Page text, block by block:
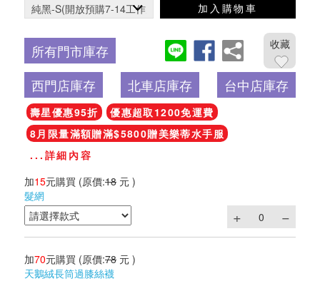
加入購物車
所有門市庫存 收藏
西門店庫存 北車店庫存 台中店庫存
壽星優惠95折
優惠超取1200免運費
8月限量滿額贈滿$5800贈美樂蒂水手服
...詳細內容
加15元購買 (原價:18 元 )
髮網
加70元購買 (原價:78 元 )
天鵝絨長筒過膝絲襪